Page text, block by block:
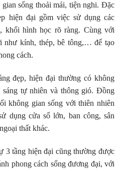
sống thoải mái, tiện nghi. Đặc
hiện đại gồm việc sử dụng các
khối hình học rõ ràng. Cùng với
như kính, thép, bê tông,… để tạo
cách.
đẹp, hiện đại thường có không
sáng tự nhiên và thông gió. Đồng
không gian sống với thiên nhiên
dụng cửa sổ lớn, ban công, sân
thất khác.
3 tầng hiện đại cũng thường được
phong cách sống đương đại, với